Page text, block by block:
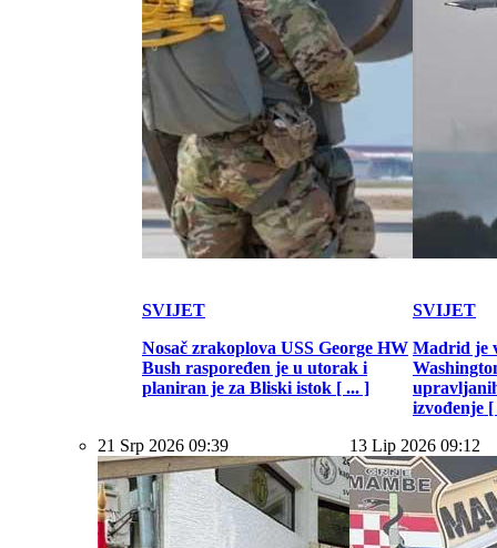
SVIJET
Nosač zrakoplova USS George HW
Bush raspoređen je u utorak i
planiran je za Bliski istok [ ... ]
SVIJET
Madrid je
izvođenje [
21 Srp 2026 09:39
13 Lip 2026 09:12